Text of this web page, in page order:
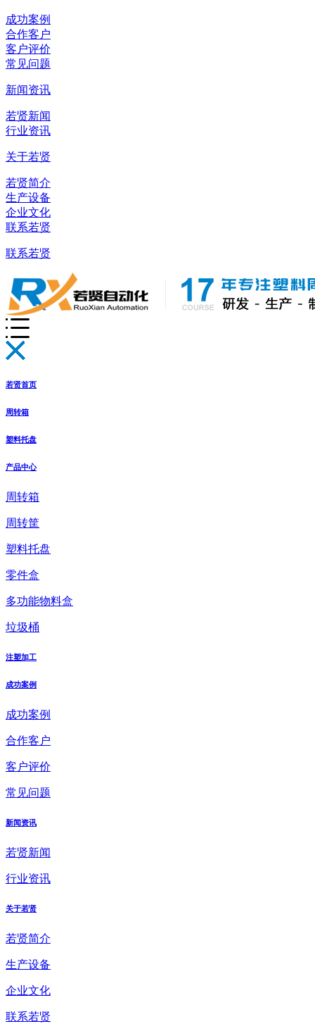
成功案例
合作客户
客户评价
常见问题
新闻资讯
若贤新闻
行业资讯
关于若贤
若贤简介
生产设备
企业文化
联系若贤
联系若贤
若贤首页
周转箱
塑料托盘
产品中心
周转箱
周转筐
塑料托盘
零件盒
多功能物料盒
垃圾桶
注塑加工
成功案例
成功案例
合作客户
客户评价
常见问题
新闻资讯
若贤新闻
行业资讯
关于若贤
若贤简介
生产设备
企业文化
联系若贤